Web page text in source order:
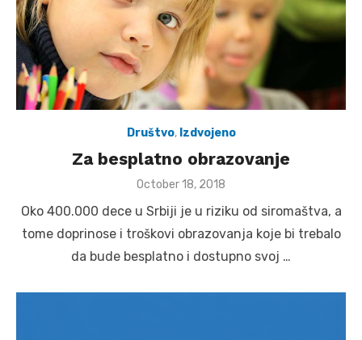
Društvo, Izdvojeno
Za besplatno obrazovanje
Posted
October 18, 2018
Oko 400.000 dece u Srbiji je u riziku od siromaštva, a
tome doprinose i troškovi obrazovanja koje bi trebalo
da bude besplatno i dostupno svoj …